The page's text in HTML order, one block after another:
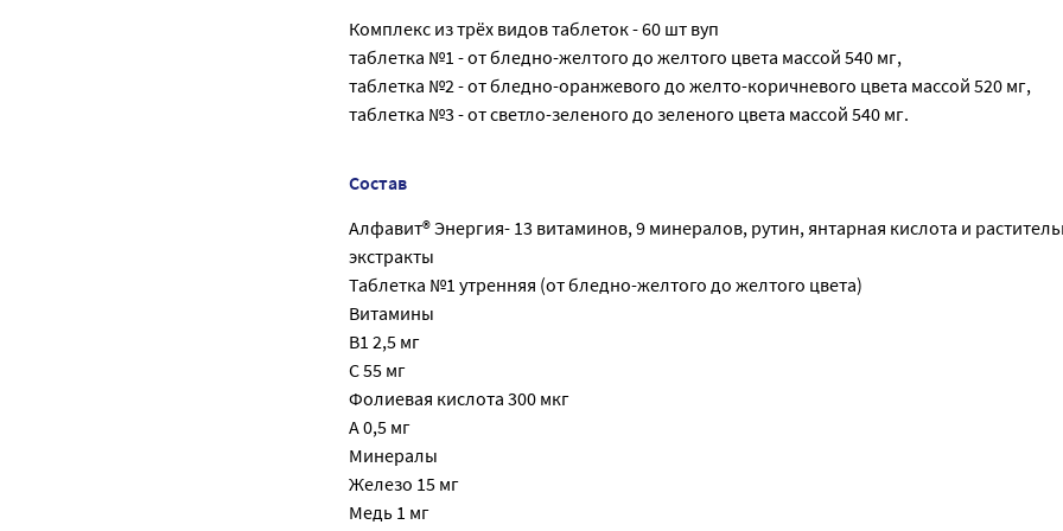
Комплекс из трёх видов таблеток - 60 шт вуп
таблетка №1 - от бледно-желтого до желтого цвета массой 540 мг,
таблетка №2 - от бледно-оранжевого до желто-коричневого цвета массой 520 мг,
таблетка №3 - от светло-зеленого до зеленого цвета массой 540 мг.
Состав
Алфавит® Энергия- 13 витаминов, 9 минералов, рутин, янтарная кислота и
экстракты
Таблетка №1 утренняя (от бледно-желтого до желтого цвета)
Витамины
B1 2,5 мг
C 55 мг
Фолиевая кислота 300 мкг
A 0,5 мг
Минералы
Железо 15 мг
Медь 1 мг